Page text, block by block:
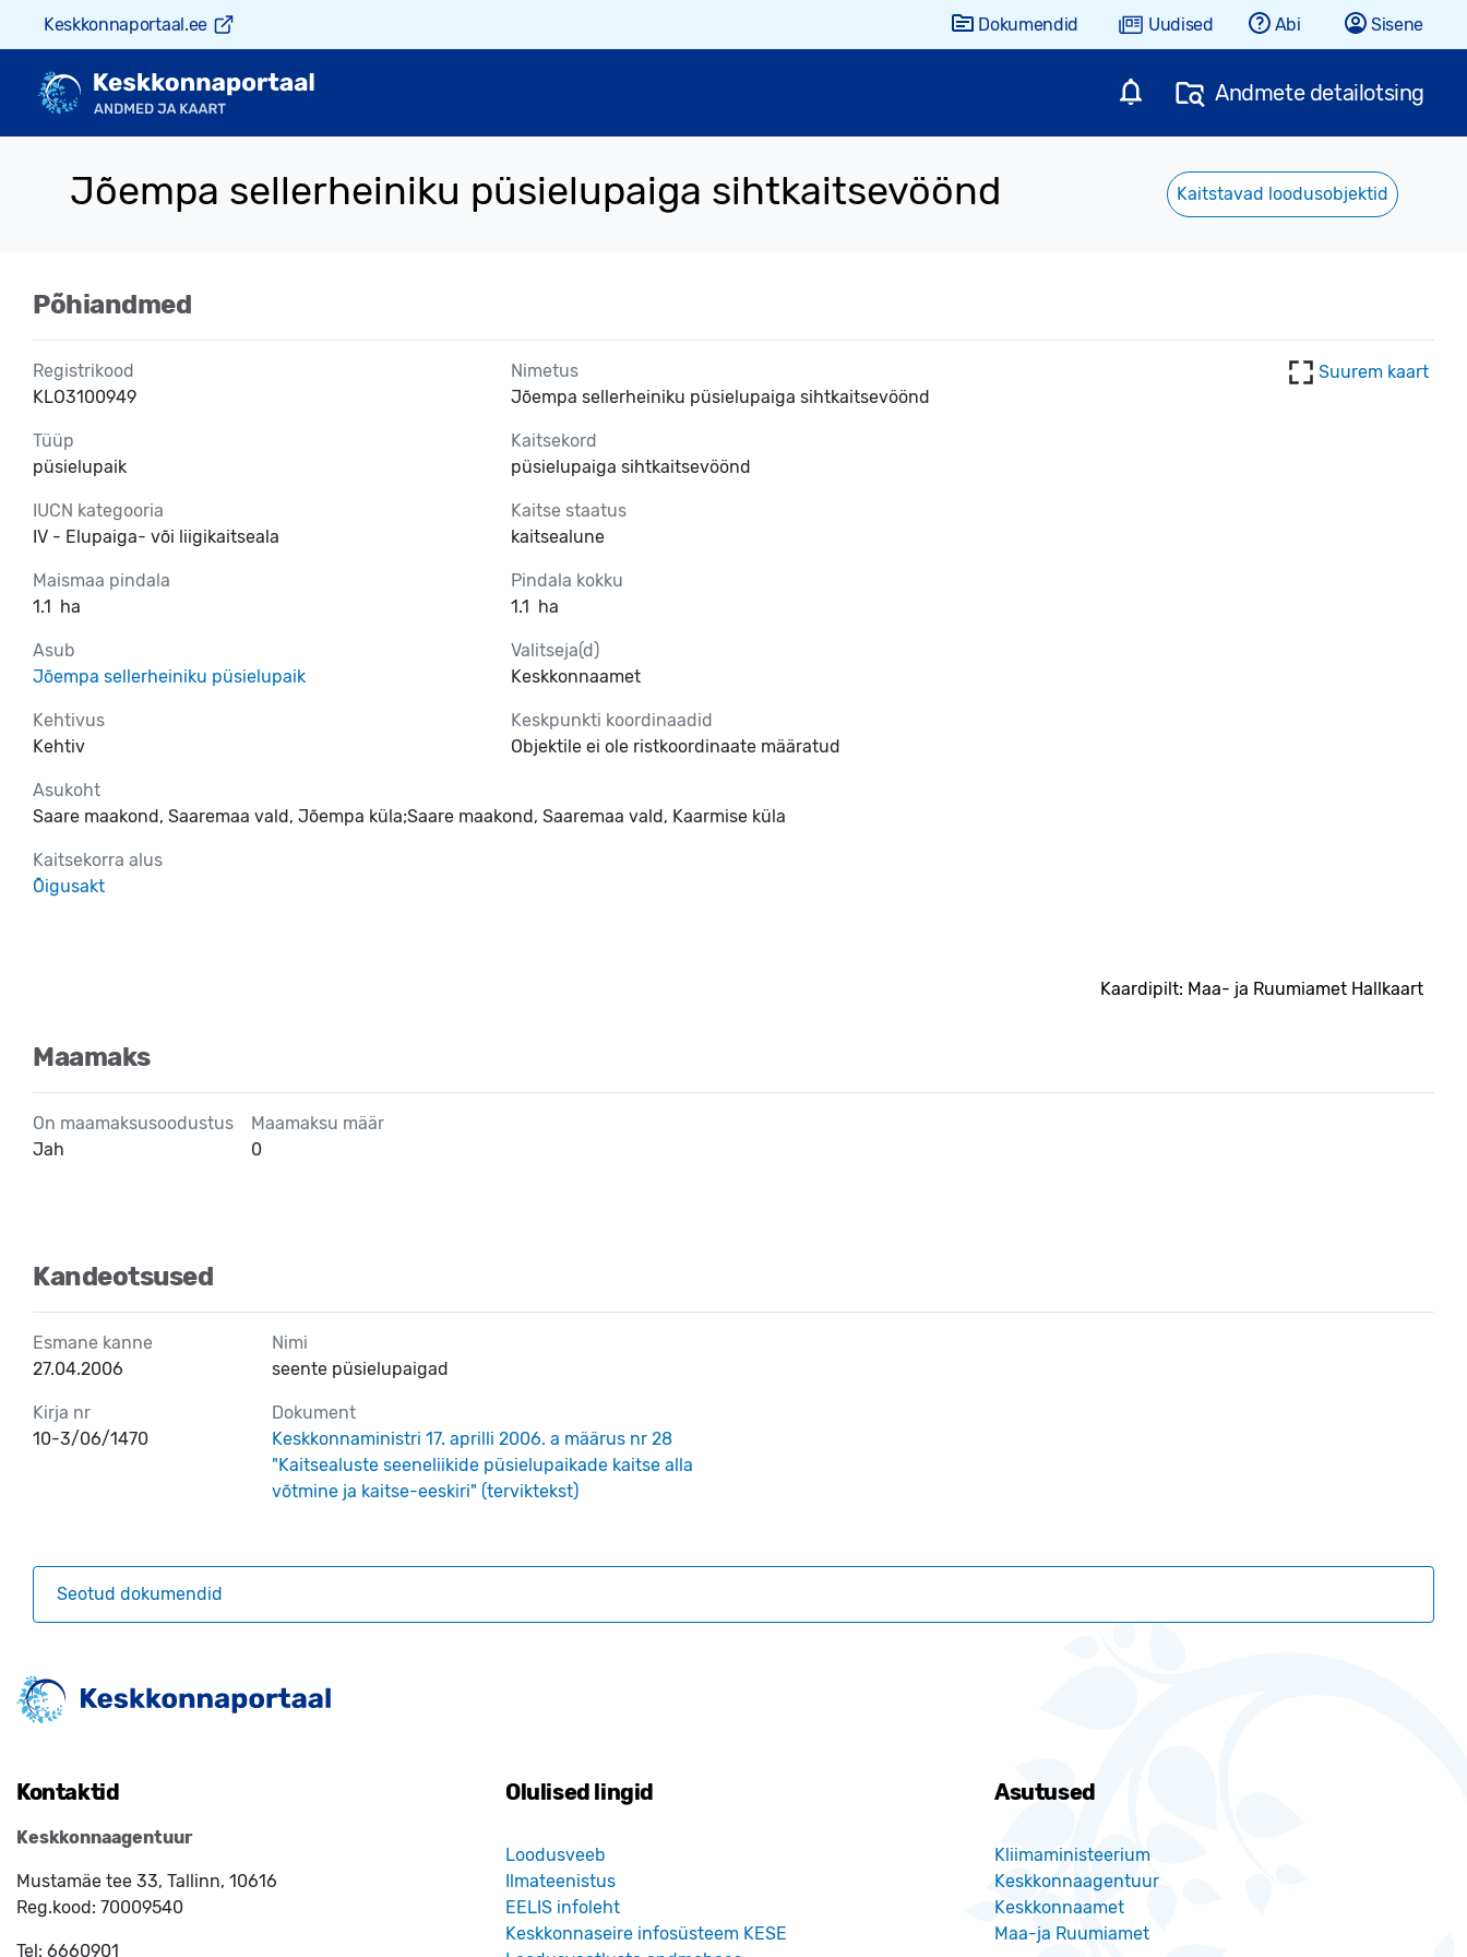
Keskkonnaportaal.ee Dokumendid Uudised Abi Sisene
Andmete detailotsing
Jõempa sellerheiniku püsielupaiga sihtkaitsevöönd Kaitstavad loodusobjektid
Põhiandmed
Registrikood
KLO3100949
Nimetus
Jõempa sellerheiniku püsielupaiga sihtkaitsevöönd
Tüüp
püsielupaik
Kaitsekord
püsielupaiga sihtkaitsevöönd
IUCN kategooria
IV - Elupaiga- või liigikaitseala
Kaitse staatus
kaitsealune
Maismaa pindala
1.1 ha
Pindala kokku
1.1 ha
Asub
Jõempa sellerheiniku püsielupaik
Valitseja(d)
Keskkonnaamet
Kehtivus
Kehtiv
Keskpunkti koordinaadid
Objektile ei ole ristkoordinaate määratud
Asukoht
Saare maakond, Saaremaa vald, Jõempa küla;Saare maakond, Saaremaa vald, Kaarmise küla
Kaitsekorra alus
Õigusakt
Suurem kaart
Kaardipilt: Maa- ja Ruumiamet Hallkaart
Maamaks
On maamaksusoodustus
Jah
Maamaksu määr
0
Kandeotsused
Esmane kanne
27.04.2006
Nimi
seente püsielupaigad
Kirja nr
10-3/06/1470
Dokument
Keskkonnaministri 17. aprilli 2006. a määrus nr 28
"Kaitsealuste seeneliikide püsielupaikade kaitse alla
võtmine ja kaitse-eeskiri" (terviktekst)
Seotud dokumendid
Kontaktid
Keskkonnaagentuur
Mustamäe tee 33, Tallinn, 10616
Reg.kood: 70009540
Tel: 6660901
Olulised lingid
Loodusveeb
Ilmateenistus
EELIS infoleht
Keskkonnaseire infosüsteem KESE
Asutused
Kliimaministeerium
Keskkonnaagentuur
Keskkonnaamet
Maa-ja Ruumiamet